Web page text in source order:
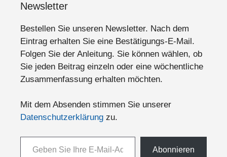
Newsletter
Bestellen Sie unseren Newsletter. Nach dem
Eintrag erhalten Sie eine Bestätigungs-E-Mail.
Folgen Sie der Anleitung. Sie können wählen, ob
Sie jeden Beitrag einzeln oder eine wöchentliche
Zusammenfassung erhalten möchten.
Mit dem Absenden stimmen Sie unserer
Datenschutzerklärung zu.
Geben Sie Ihre E-Mail-Adresse ein ...
Abonnieren